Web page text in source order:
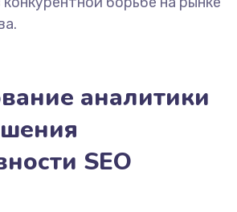
аналитики
SEO